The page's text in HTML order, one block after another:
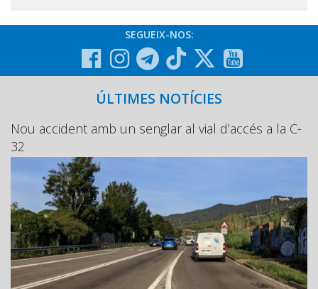
SEGUEIX-NOS:
ÚLTIMES NOTÍCIES
Nou accident amb un senglar al vial d’accés a la C-
32